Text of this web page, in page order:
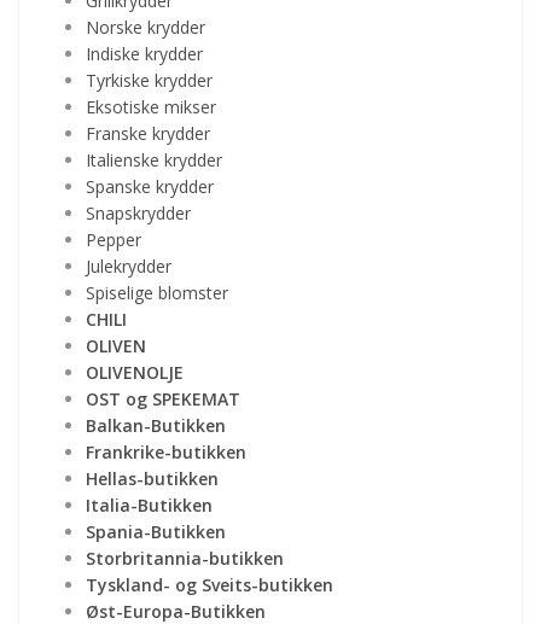
Norske krydder
Indiske krydder
Tyrkiske krydder
Eksotiske mikser
Franske krydder
Italienske krydder
Spanske krydder
Snapskrydder
Pepper
Julekrydder
Spiselige blomster
CHILI
OLIVEN
OLIVENOLJE
OST og SPEKEMAT
Balkan-Butikken
Frankrike-butikken
Hellas-butikken
Italia-Butikken
Spania-Butikken
Storbritannia-butikken
Tyskland- og Sveits-butikken
Øst-Europa-Butikken